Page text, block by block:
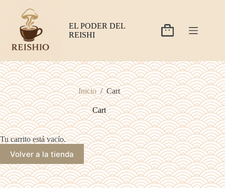
contenido
EL PODER DEL
REISHI
Carro
Inicio / Cart
Cart
Tu carrito está vacío.
Volver a la tienda